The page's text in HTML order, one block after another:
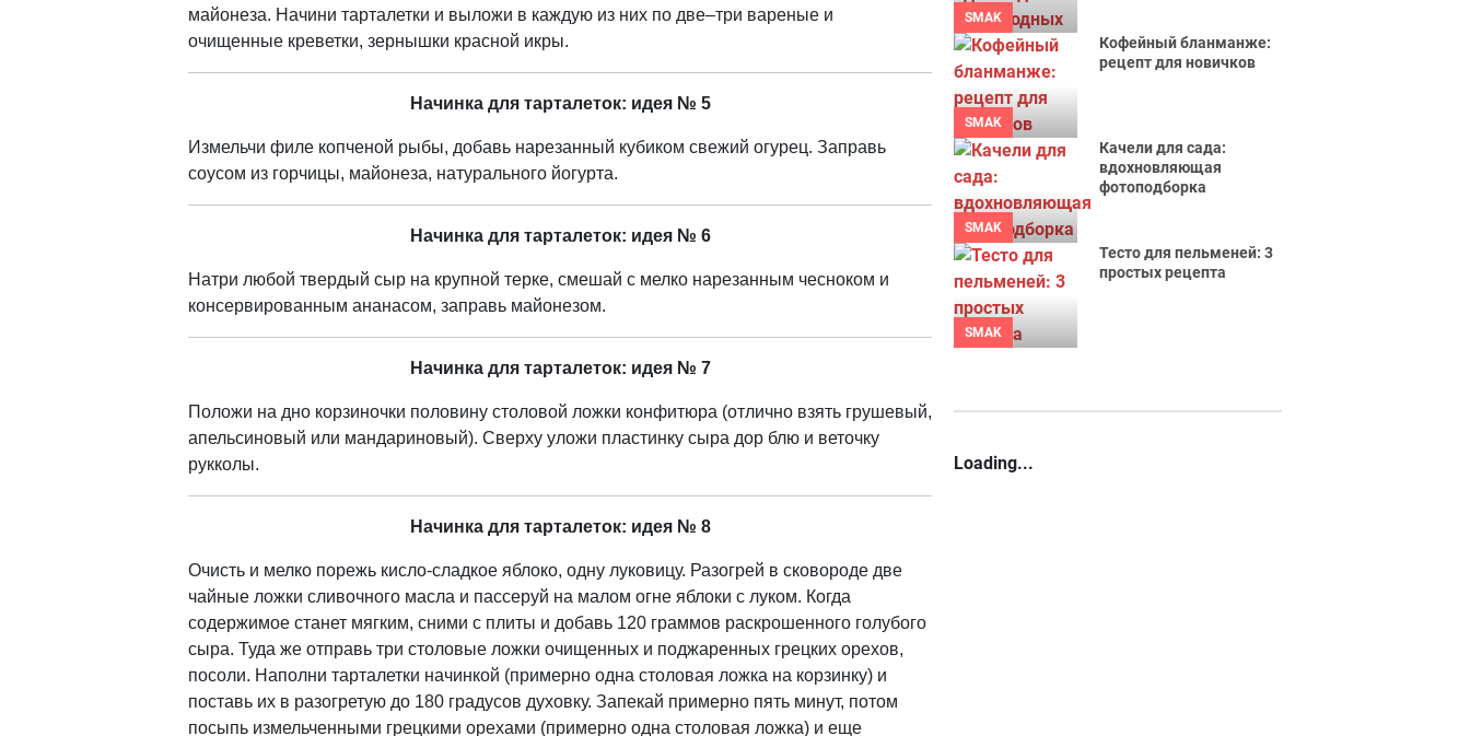
майонеза. Начини тарталетки и выложи в каждую из них по две–три вареные и
очищенные креветки, зернышки красной икры.
Начинка для тарталеток: идея № 5
Измельчи филе копченой рыбы, добавь нарезанный кубиком свежий огурец. Заправь
соусом из горчицы, майонеза, натурального йогурта.
Начинка для тарталеток: идея № 6
Натри любой твердый сыр на крупной терке, смешай с мелко нарезанным чесноком и
консервированным ананасом, заправь майонезом.
Начинка для тарталеток: идея № 7
Положи на дно корзиночки половину столовой ложки конфитюра (отлично взять грушевый,
апельсиновый или мандариновый). Сверху уложи пластинку сыра дор блю и веточку
рукколы.
Начинка для тарталеток: идея № 8
Очисть и мелко порежь кисло-сладкое яблоко, одну луковицу. Разогрей в сковороде две
чайные ложки сливочного масла и пассеруй на малом огне яблоки с луком. Когда
содержимое станет мягким, сними с плиты и добавь 120 граммов раскрошенного голубого
сыра. Туда же отправь три столовые ложки очищенных и поджаренных грецких орехов,
посоли. Наполни тарталетки начинкой (примерно одна столовая ложка на корзинку) и
поставь их в разогретую до 180 градусов духовку. Запекай примерно пять минут, потом
посыпь измельченными грецкими орехами (примерно одна столовая ложка) и еще
SMAK
SMAK
Кофейный бланманже:
рецепт для новичков
SMAK
Качели для сада:
вдохновляющая
фотоподборка
SMAK
Тесто для пельменей: 3
простых рецепта
Loading...